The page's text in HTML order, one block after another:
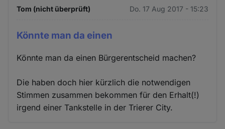
Tom (nicht überprüft) Do. 17 Aug 2017 - 15:23
Könnte man da einen
Könnte man da einen Bürgerentscheid machen?
Die haben doch hier kürzlich die notwendigen
Stimmen zusammen bekommen für den Erhalt(!)
irgend einer Tankstelle in der Trierer City.